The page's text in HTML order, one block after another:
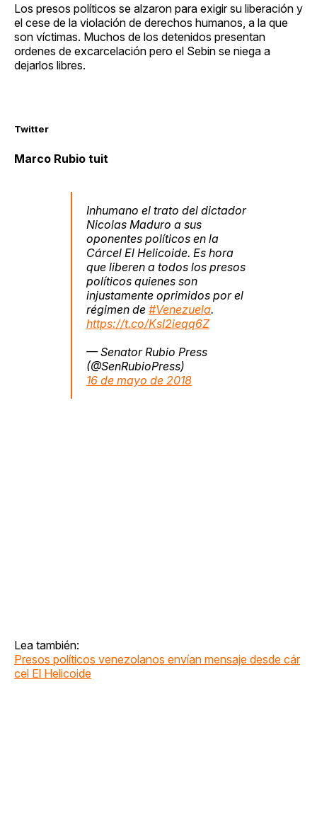
Los presos políticos se alzaron para exigir su liberación y
el cese de la violación de derechos humanos, a la que
son víctimas. Muchos de los detenidos presentan
ordenes de excarcelación pero el Sebin se niega a
dejarlos libres.
Twitter
Marco Rubio tuit
Inhumano el trato del dictador
Nicolas Maduro a sus
oponentes políticos en la
Cárcel El Helicoide. Es hora
que liberen a todos los presos
políticos quienes son
injustamente oprimidos por el
régimen de #Venezuela.
https://t.co/KsI2ieqq6Z
— Senator Rubio Press
(@SenRubioPress)
16 de mayo de 2018
Lea también:
Presos políticos venezolanos envían mensaje desde cár
cel El Helicoide